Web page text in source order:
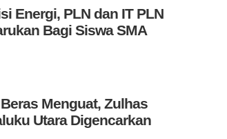
Energi, PLN dan IT PLN
Bagi Siswa SMA
Menguat, Zulhas
Utara Digencarkan